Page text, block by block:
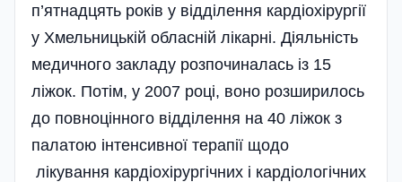
п’ятнадцять років у відділення кардіохірургії
у Хмельницькій обласній лікарні. Діяльність
медичного закладу розпочиналась із 15
ліжок. Потім, у 2007 році, воно розширилось
до повноцінного відділення на 40 ліжок з
палатою інтенсивної терапії щодо
лікування кардіохірургічних і кардіологічних